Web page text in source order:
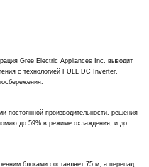
Gree Electric Appliances Inc. выводит
с технологией FULL DC Inverter,
постоянной производительности, решения
до 59% в режиме охлаждения, и до
блоками составляет 75 м, а перепад